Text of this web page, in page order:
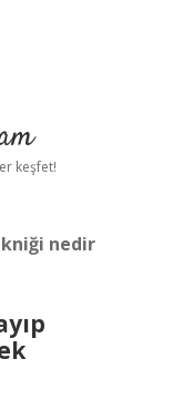
keşfet!
nedir